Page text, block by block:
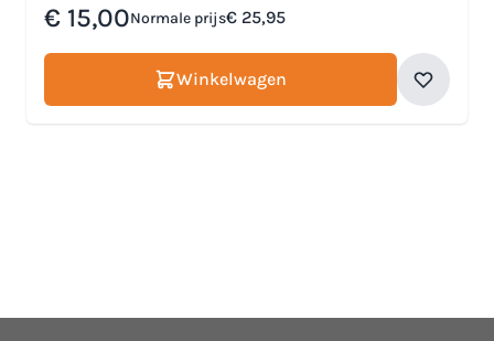
Speciale prijs
€ 15,00Normale prijs€ 25,95
Winkelwagen